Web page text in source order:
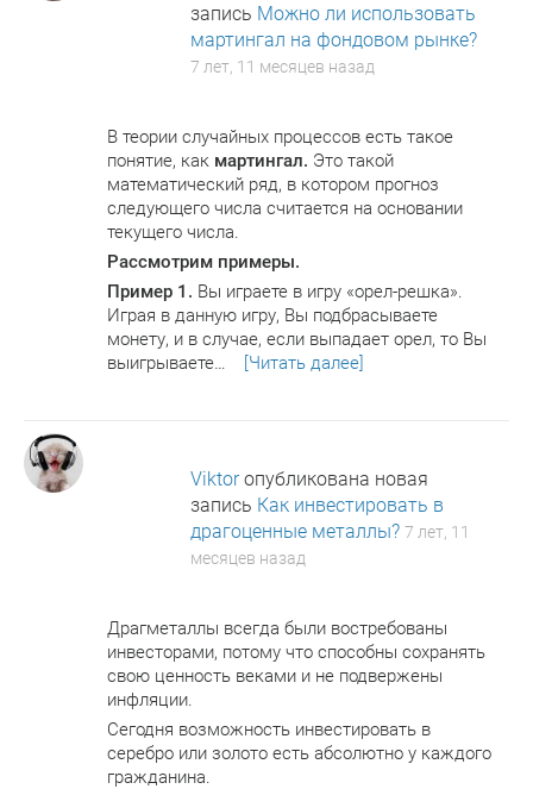
запись Можно ли использовать
мартингал на фондовом рынке?
7 лет, 11 месяцев назад
В теории случайных процессов есть такое
понятие, как мартингал. Это такой
математический ряд, в котором прогноз
следующего числа считается на основании
текущего числа.
Рассмотрим примеры.
Пример 1. Вы играете в игру «орел-решка».
Играя в данную игру, Вы подбрасываете
монету, и в случае, если выпадает орел, то Вы
выигрываете…
[Читать далее]
Viktorопубликована новая
запись Как инвестировать в
драгоценные металлы? 7 лет, 11
месяцев назад
Драгметаллы всегда были востребованы
инвесторами, потому что способны сохранять
свою ценность веками и не подвержены
инфляции.
Сегодня возможность инвестировать в
серебро или золото есть абсолютно у каждого
гражданина.